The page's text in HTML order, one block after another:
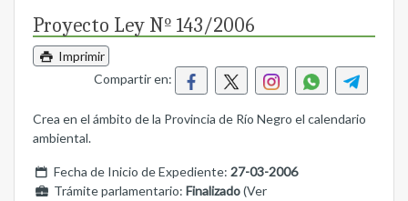
Proyecto Ley Nº 143/2006
Imprimir
Compartir en:
Crea en el ámbito de la Provincia de Río Negro el calendario
ambiental.
Fecha de Inicio de Expediente: 27-03-2006
Trámite parlamentario: Finalizado(Ver